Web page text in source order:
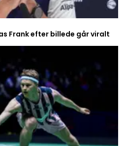
Frank efter billede går viralt